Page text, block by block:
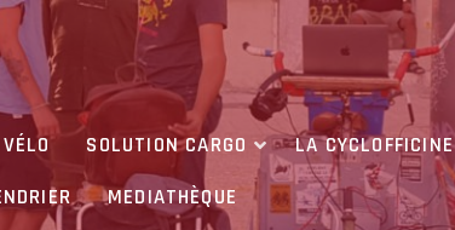
SOLUTION CARGO LA CYCLOFFICINE
MEDIATHÈQUE